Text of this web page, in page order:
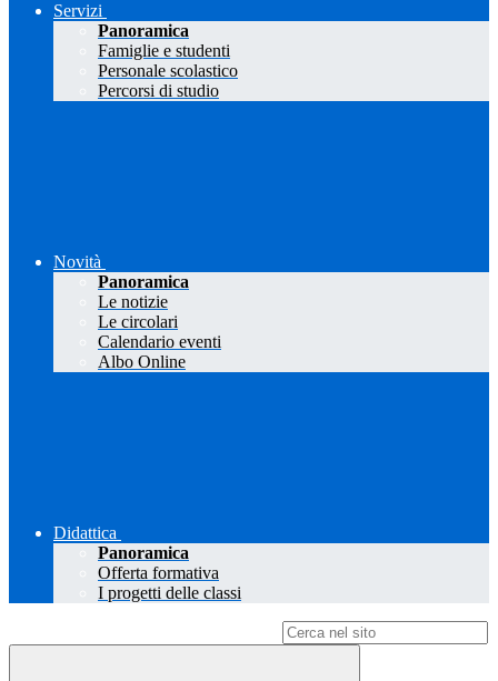
Servizi
Panoramica
Famiglie e studenti
Personale scolastico
Percorsi di studio
Novità
Panoramica
Le notizie
Le circolari
Calendario eventi
Albo Online
Didattica
Panoramica
Offerta formativa
I progetti delle classi